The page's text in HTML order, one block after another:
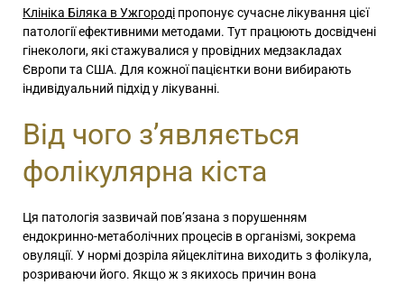
Клініка Біляка в Ужгороді пропонує сучасне лікування цієї
патології ефективними методами. Тут працюють досвідчені
гінекологи, які стажувалися у провідних медзакладах
Європи та США. Для кожної пацієнтки вони вибирають
індивідуальний підхід у лікуванні.
Від чого з’являється
фолікулярна кіста
Ця патологія зазвичай пов’язана з порушенням
ендокринно-метаболічних процесів в організмі, зокрема
овуляції. У нормі дозріла яйцеклітина виходить з фолікула,
розриваючи його. Якщо ж з якихось причин вона